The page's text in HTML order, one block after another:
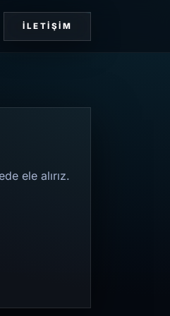
İLETIŞIM
ele alırız.